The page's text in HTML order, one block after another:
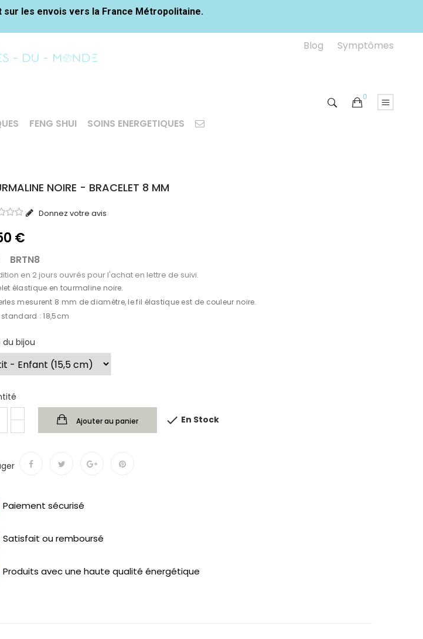
les envois vers la France Métropolitaine.
Blog Symptômes
0
FENG SHUI SOINS ENERGETIQUES
NOIRE - BRACELET 8 MM
Donnez votre avis
€
BRTN8
en 2 jours ouvrés pour l'achat en lettre de suivi.
élastique en tourmaline noire.
mesurent 8 mm de diamètre, le fil élastique est de couleur noire.
: 18,5cm
du bijou
Ajouter au panier  En Stock
Paiement sécurisé
Satisfait ou remboursé
Produits avec une haute qualité énergétique